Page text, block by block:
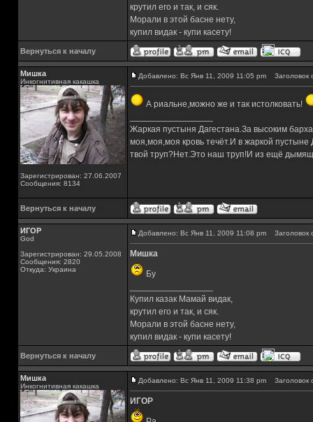
крутил его и так, и сяк.
Морали в этой басне нету,
купил видак - купи касету!
Вернуться к началу
Мишка
Инкогнитивная какашка
Зарегистрирован: 27.06.2007
Сообщения: 8134
Добавлено: Вс Янв 11, 2009 11:05 pm Заголовок
А риальне,можно же и так истолковать!
Жаркая пустыня Дагестана.За высоким
моя,моя,моя кровь течёт.И в жаркой
твой труп?Нет.Это наш труп!И из ещё
Вернуться к началу
ИГОР
God
Зарегистрирован: 29.05.2008
Сообщения: 2820
Откуда: Украина
Добавлено: Вс Янв 11, 2009 11:08 pm Заголовок
Мишка
Бу
Купил казак Мамай видак,
крутил его и так, и сяк.
Морали в этой басне нету,
купил видак - купи касету!
Вернуться к началу
Мишка
Инкогнитивная какашка
Добавлено: Вс Янв 11, 2009 11:38 pm Заголовок
ИГОР